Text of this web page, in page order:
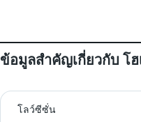
ข้อมูลสำคัญเกี่ยวกับ โฮ
โลว์ซีซั่น